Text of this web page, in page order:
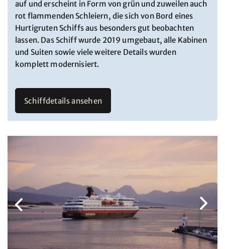
auf und erscheint in Form von grün und zuweilen auch
rot flammenden Schleiern, die sich von Bord eines
Hurtigruten Schiffs aus besonders gut beobachten
lassen. Das Schiff wurde 2019 umgebaut, alle Kabinen
und Suiten sowie viele weitere Details wurden
komplett modernisiert.
Schiffdetails ansehen